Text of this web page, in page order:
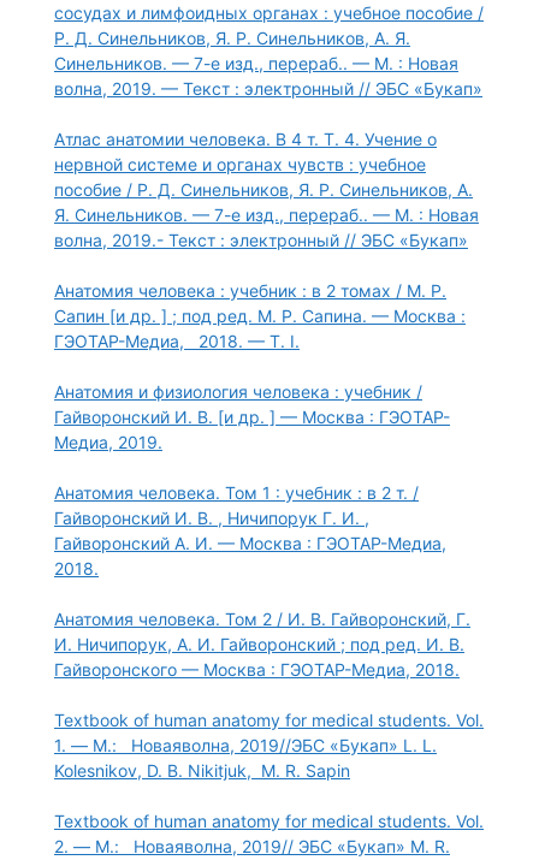
сосудах и лимфоидных органах : учебное пособие /
Р. Д. Синельников, Я. Р. Синельников, А. Я.
Синельников. — 7-е изд., перераб.. — М. : Новая
волна, 2019. — Текст : электронный // ЭБС «Букап»
Атлас анатомии человека. В 4 т. Т. 4. Учение о
нервной системе и органах чувств : учебное
пособие / Р. Д. Синельников, Я. Р. Синельников, А.
Я. Синельников. — 7-е изд., перераб.. — М. : Новая
волна, 2019.- Текст : электронный // ЭБС «Букап»
Анатомия человека : учебник : в 2 томах / М. Р.
Сапин [и др. ] ; под ред. М. Р. Сапина. — Москва :
ГЭОТАР-Медиа, 2018. — Т. I.
Анатомия и физиология человека : учебник /
Гайворонский И. В. [и др. ] — Москва : ГЭОТАР-
Медиа, 2019.
Анатомия человека. Том 1 : учебник : в 2 т. /
Гайворонский И. В. , Ничипорук Г. И. ,
Гайворонский А. И. — Москва : ГЭОТАР-Медиа,
2018.
Анатомия человека. Том 2 / И. В. Гайворонский, Г.
И. Ничипорук, А. И. Гайворонский ; под ред. И. В.
Гайворонского — Москва : ГЭОТАР-Медиа, 2018.
Textbook of human anatomy for medical students. Vol.
1. — М.: Новаяволна, 2019//ЭБС «Букап» L. L.
Kolesnikov, D. B. Nikitjuk, M. R. Sapin
Textbook of human anatomy for medical students. Vol.
2. — М.: Новаяволна, 2019// ЭБС «Букап» M. R.